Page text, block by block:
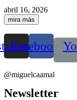
abril 16, 2026
mira más
Facebook
@miguelcaamal
Newsletter